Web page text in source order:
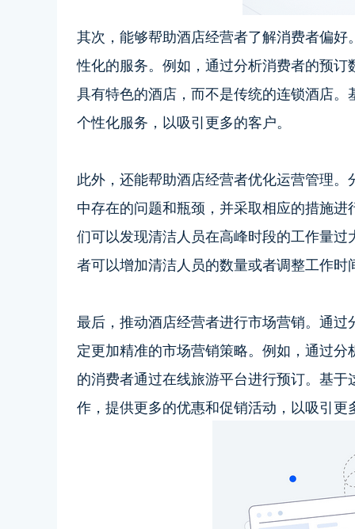
其次，能够帮助酒店经营者了解消费者偏
性化的服务。例如，通过分析消费者的预
具有特色的酒店，而不是传统的连锁酒店
个性化服务，以吸引更多的客户。
此外，还能帮助酒店经营者优化运营管理
中存在的问题和瓶颈，并采取相应的措施
们可以发现清洁人员在高峰时段的工作量
者可以增加清洁人员的数量或者调整工作时
最后，推动酒店经营者进行市场营销。通
定更加精准的市场营销策略。例如，通过
的消费者通过在线旅游平台进行预订。基
作，提供更多的优惠和促销活动，以吸引更